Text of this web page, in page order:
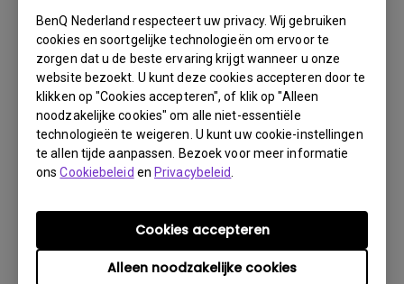
BenQ Nederland respecteert uw privacy. Wij gebruiken
cookies en soortgelijke technologieën om ervoor te
zorgen dat u de beste ervaring krijgt wanneer u onze
website bezoekt. U kunt deze cookies accepteren door te
klikken op "Cookies accepteren", of klik op "Alleen
noodzakelijke cookies" om alle niet-essentiële
technologieën te weigeren. U kunt uw cookie-instellingen
te allen tijde aanpassen. Bezoek voor meer informatie
onsCookiebeleid en Privacybeleid
Alleen noodzakelijke cookies
Cookies accepteren
land.
Er wordt dan via e-mail contact met u opgenomen
door het BenQ Technical Support Team ("BenQ Team").
Het BenQ Team zal proberen via diverse stappen met u
het probleem op te lossen of vaststellen dat het
product defect is.Zodra door de medewerker die u
bijstaat, is vastgesteld dat het product defect is, zal
er een RMA-nummer voor uw product worden
uitgegeven.U moet het product retourneren aan BenQ,
tenzij u instructies met een andere strekking ontvangt
van BenQ en het moet retourneren aan een officiële
BenQ Service-provider. Is uw product afgeleverd met
fysieke schade, dan verzoeken wij u van tevoren de